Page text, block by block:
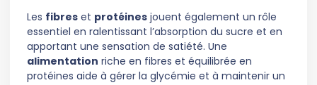
Les fibres et protéines jouent également un rôle
essentiel en ralentissant l’absorption du sucre et en
apportant une sensation de satiété. Une
alimentation riche en fibres et équilibrée en
protéines aide à gérer la glycémie et à maintenir un